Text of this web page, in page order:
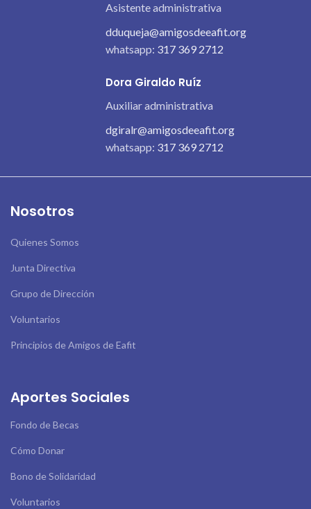
Asistente administrativa
dduqueja@amigosdeeafit.org
whatsapp: 317 369 2712
Dora Giraldo Ruíz
Auxiliar administrativa
dgiralr@amigosdeeafit.org
whatsapp: 317 369 2712
Nosotros
Quienes Somos
Junta Directiva
Grupo de Dirección
Voluntarios
Principios de Amigos de Eafit
Aportes Sociales
Fondo de Becas
Cómo Donar
Bono de Solidaridad
Voluntarios